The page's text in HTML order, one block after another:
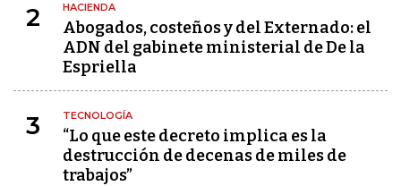
2 HACIENDA
Abogados, costeños y del Externado: el
ADN del gabinete ministerial de De la
Espriella
3 TECNOLOGÍA
“Lo que este decreto implica es la
destrucción de decenas de miles de
trabajos”